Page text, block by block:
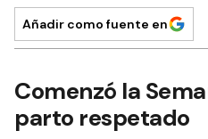
Añadir como fuente en
Comenzó la
parto respetado